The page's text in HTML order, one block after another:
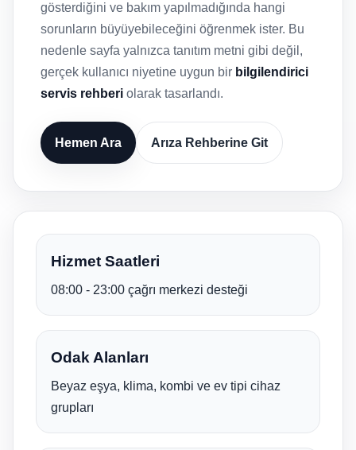
gösterdiğini ve bakım yapılmadığında hangi
sorunların büyüyebileceğini öğrenmek ister. Bu
nedenle sayfa yalnızca tanıtım metni gibi değil,
gerçek kullanıcı niyetine uygun bir bilgilendirici
servis rehberi olarak tasarlandı.
Hemen Ara Arıza Rehberine Git
Hizmet Saatleri
08:00 - 23:00 çağrı merkezi desteği
Odak Alanları
Beyaz eşya, klima, kombi ve ev tipi cihaz
grupları